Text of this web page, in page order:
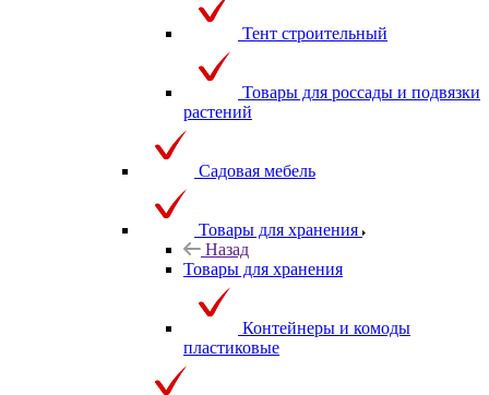
Тент строительный
Товары для россады и подвязки
растений
Садовая мебель
Товары для хранения
Назад
Товары для хранения
Контейнеры и комоды
пластиковые